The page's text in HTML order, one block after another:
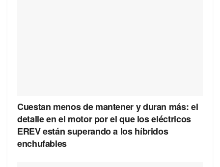
Cuestan menos de mantener y duran más: el
detalle en el motor por el que los eléctricos
EREV están superando a los híbridos
enchufables